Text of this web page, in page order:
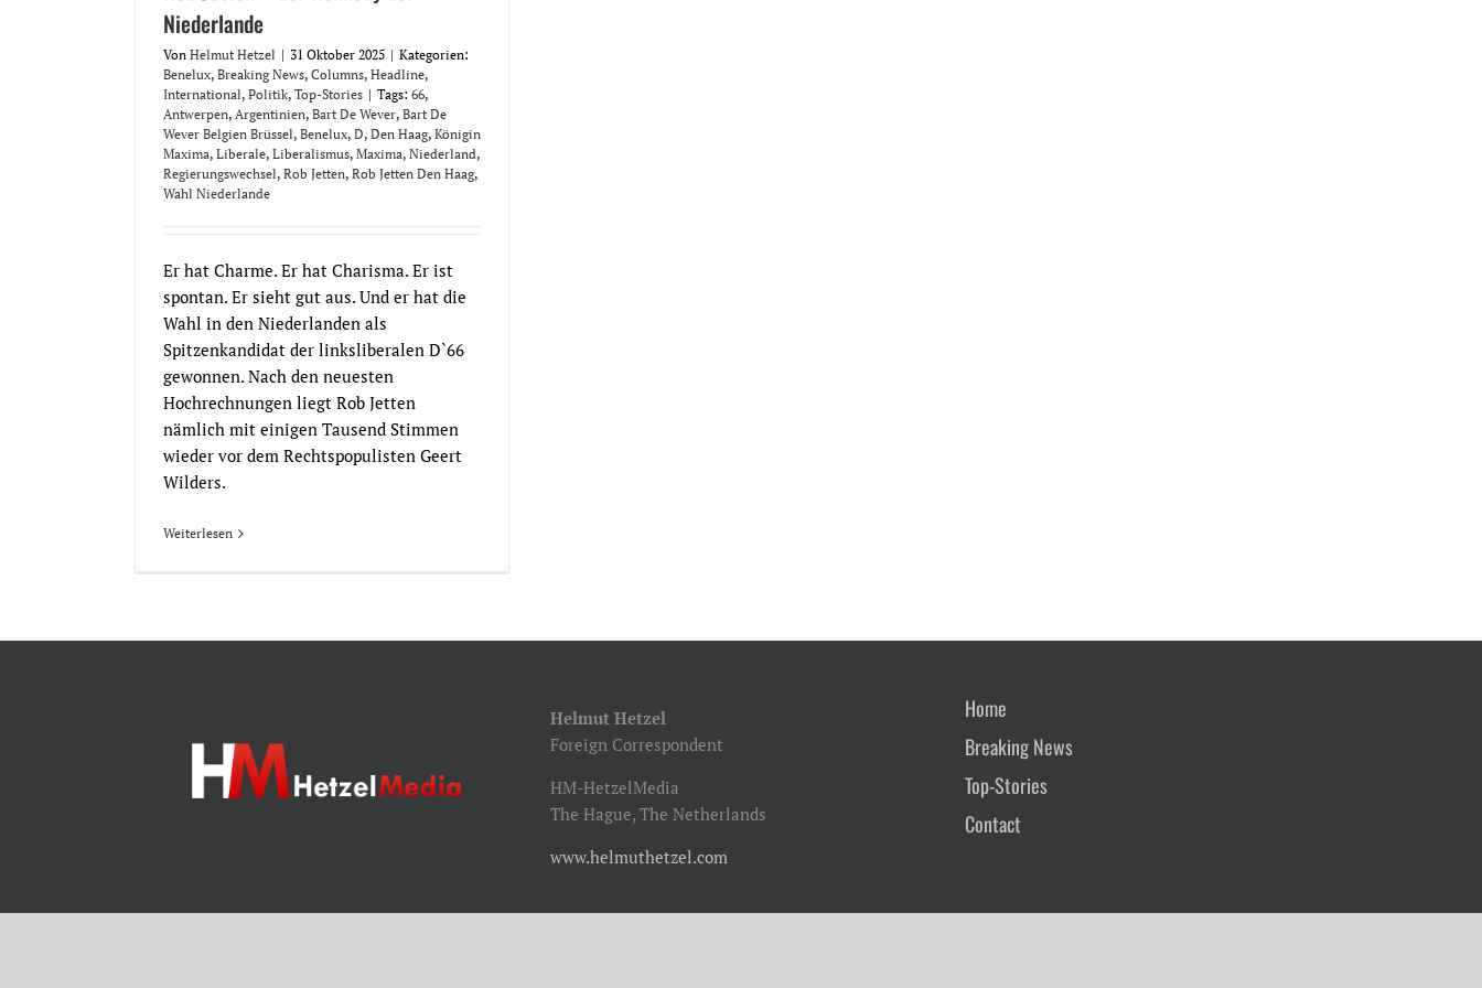
Niederlande
Von Helmut Hetzel | 31 Oktober 2025 | Kategorien:
Benelux, Breaking News, Columns, Headline,
International, Politik, Top-Stories | Tags: 66,
Antwerpen, Argentinien, Bart De Wever, Bart De
Wever Belgien Brüssel, Benelux, D, Den Haag, Königin
Maxima, Liberale, Liberalismus, Maxima, Niederland,
Regierungswechsel, Rob Jetten, Rob Jetten Den Haag,
Wahl Niederlande
Er hat Charme. Er hat Charisma. Er ist
spontan. Er sieht gut aus. Und er hat die
Wahl in den Niederlanden als
Spitzenkandidat der linksliberalen D`66
gewonnen. Nach den neuesten
Hochrechnungen liegt Rob Jetten
nämlich mit einigen Tausend Stimmen
wieder vor dem Rechtspopulisten Geert
Wilders.
Weiterlesen
Helmut Hetzel
Foreign Correspondent
HM-HetzelMedia
The Hague, The Netherlands
www.helmuthetzel.com
Home
Breaking News
Top-Stories
Contact